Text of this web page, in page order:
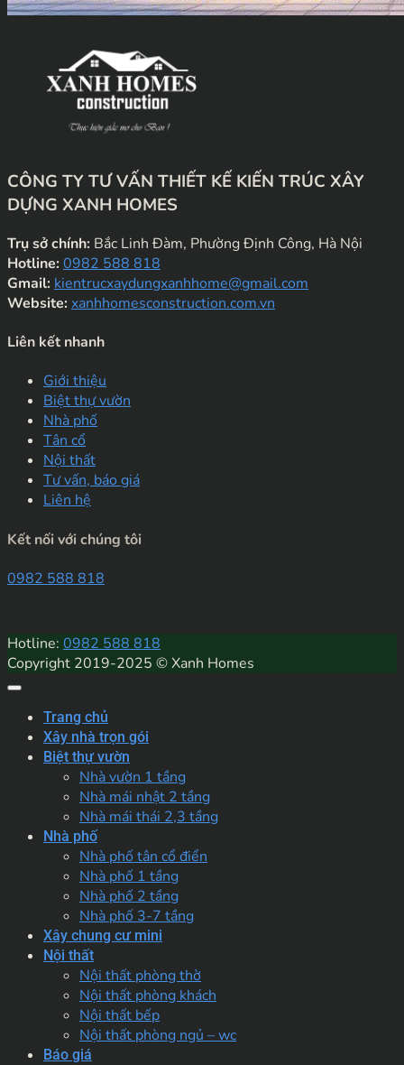
CÔNG TY TƯ VẤN THIẾT KẾ KIẾN TRÚC XÂY
DỰNG XANH HOMES
Trụ sở chính: Bắc Linh Đàm, Phường Định Công, Hà Nội
Hotline:0982 588 818
Gmail: kientrucxaydungxanhhome@gmail.com
Website:xanhhomesconstruction.com.vn
Liên kết nhanh
Giới thiệu
Biệt thự vườn
Nhà phố
Tân cổ
Nội thất
Tư vấn, báo giá
Liên hệ
Kết nối với chúng tôi
0982 588 818
Hotline: 0982 588 818
Copyright 2019-2025 © Xanh Homes
Trang chủ
Xây nhà trọn gói
Biệt thự vườn
Nhà vườn 1 tầng
Nhà mái nhật 2 tầng
Nhà mái thái 2,3 tầng
Nhà phố
Nhà phố tân cổ điển
Nhà phố 1 tầng
Nhà phố 2 tầng
Nhà phố 3-7 tầng
Xây chung cư mini
Nội thất
Nội thất phòng thờ
Nội thất phòng khách
Nội thất bếp
Nội thất phòng ngủ – wc
Báo giá